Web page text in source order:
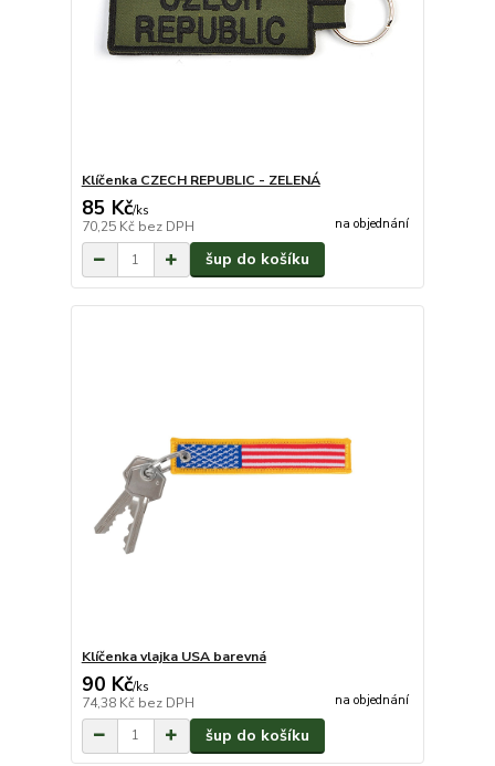
Klíčenka CZECH REPUBLIC - ZELENÁ
85 Kč/ks
70,25 Kč bez DPH na objednání
šup do košíku
Klíčenka vlajka USA barevná
90 Kč/ks
74,38 Kč bez DPH na objednání
šup do košíku